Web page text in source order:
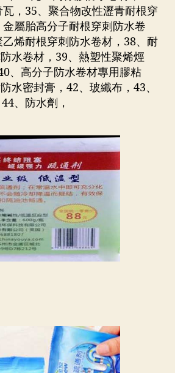
，35、聚合物改性瀝青耐根穿
屬胎高分子耐根穿刺防水卷
烯耐根穿刺防水卷材，38、耐
水卷材，39、熱塑性聚烯烴
、高分子防水卷材專用膠粘
水密封膏，42、玻纖布，43、
、防水劑，